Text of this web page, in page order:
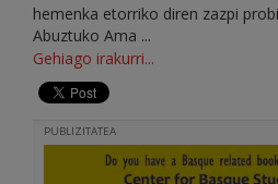
hemenka etorriko diren zazpi
Abuztuko Ama ...
Gehiago irakurri...
PUBLIZITATEA